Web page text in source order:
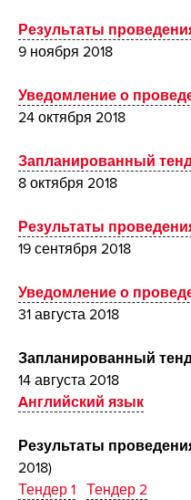
Результаты
9 ноября 2018
Уведомление о
24 октября 2018
Запланированный
8 октября 2018
Результаты
19 сентября 2018
Уведомление о
31 августа 2018
Запланированный
14 августа 2018
Aнглийский язык
Результаты
2018)
Тендер 1
Тендер 2